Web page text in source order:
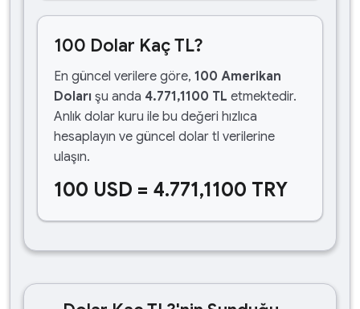
100 Dolar Kaç TL?
En güncel verilere göre, 100 Amerikan
Doları şu anda 4.771,1100 TL etmektedir.
Anlık dolar kuru ile bu değeri hızlıca
hesaplayın ve güncel dolar tl verilerine
ulaşın.
100 USD = 4.771,1100 TRY